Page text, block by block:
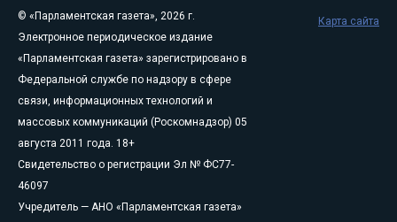
© «Парламентская газета», 2026 г.
Электронное периодическое издание
«Парламентская газета» зарегистрировано в
Федеральной службе по надзору в сфере
связи, информационных технологий и
массовых коммуникаций (Роскомнадзор) 05
августа 2011 года. 18+
Свидетельство о регистрации Эл № ФС77-
46097
Учредитель — АНО «Парламентская газета»
Карта сайта